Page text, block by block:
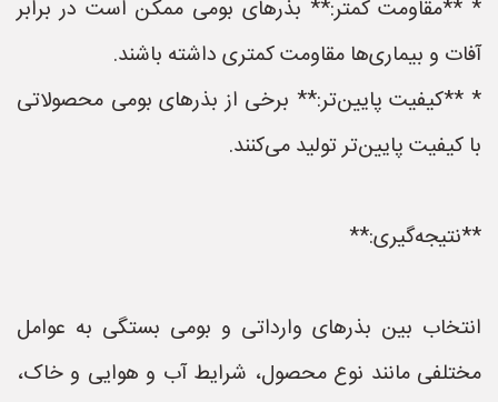
* **مقاومت کمتر:** بذرهای بومی ممکن است در برابر
آفات و بیماری‌ها مقاومت کمتری داشته باشند.
* **کیفیت پایین‌تر:** برخی از بذرهای بومی محصولاتی
با کیفیت پایین‌تر تولید می‌کنند.
**نتیجه‌گیری:**
انتخاب بین بذرهای وارداتی و بومی بستگی به عوامل
مختلفی مانند نوع محصول، شرایط آب و هوایی و خاک،